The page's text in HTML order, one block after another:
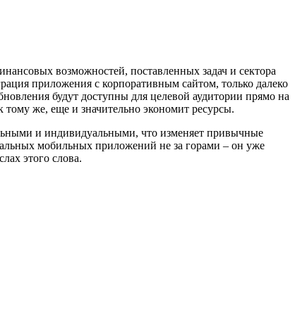
возможностей, поставленных задач и сектора
приложения с корпоративным сайтом, только далеко
будут доступны для целевой аудитории прямо на
же, еще и значительно экономит ресурсы.
и индивидуальными, что изменяет привычные
мобильных приложений не за горами – он уже
этого слова.